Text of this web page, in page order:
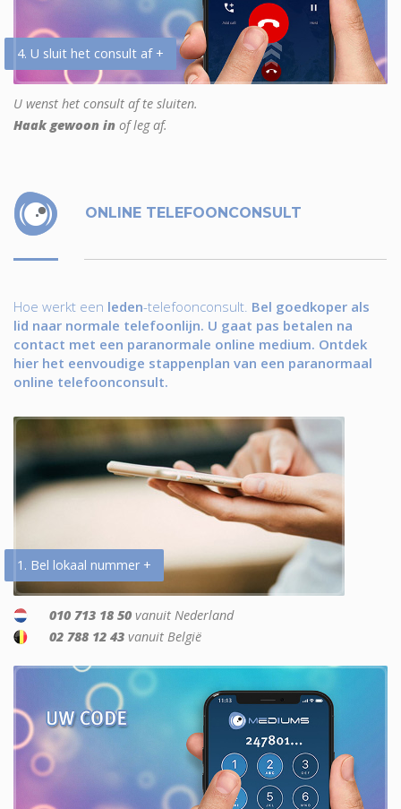
4. U sluit het consult af +
U wenst het consult af te sluiten.
Haak gewoon in of leg af.
ONLINE TELEFOONCONSULT
Hoe werkt een leden-telefoonconsult. Bel goedkoper als
lid naar normale telefoonlijn. U gaat pas betalen na
contact met een paranormale online medium. Ontdek
hier het eenvoudige stappenplan van een paranormaal
online telefoonconsult.
1. Bel lokaal nummer +
010 713 18 50 vanuit Nederland
02 788 12 43 vanuit België